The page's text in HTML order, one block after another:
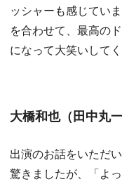
ッシャーも感じてい
を合わせて、最高の
になって大笑いして
大橋和也（田中丸
出演のお話をいただ
驚きましたが、「よ